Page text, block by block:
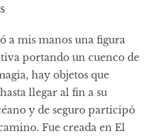
a mis manos una figura
portando un cuenco de
hay objetos que
llegar al fin a su
y de seguro participó
Fue creada en El